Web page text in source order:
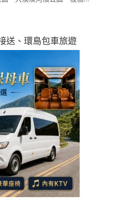
送、環島包車旅遊